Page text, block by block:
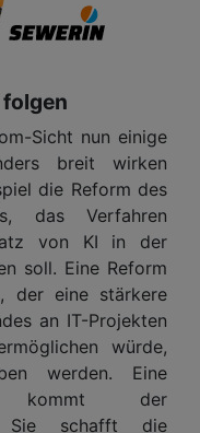
Sicht nun einige
breit wirken
die Reform des
das Verfahren
von KI in der
soll. Eine Reform
der eine stärkere
an IT-Projekten
würde,
werden. Eine
kommt der
Sie schafft die